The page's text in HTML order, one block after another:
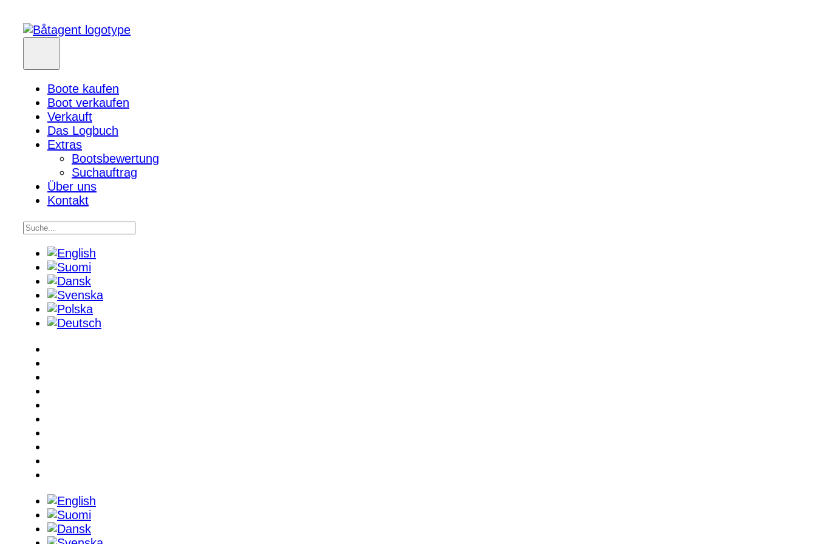
Boote kaufen
Boot verkaufen
Verkauft
Das Logbuch
Extras
Bootsbewertung
Suchauftrag
Über uns
Kontakt